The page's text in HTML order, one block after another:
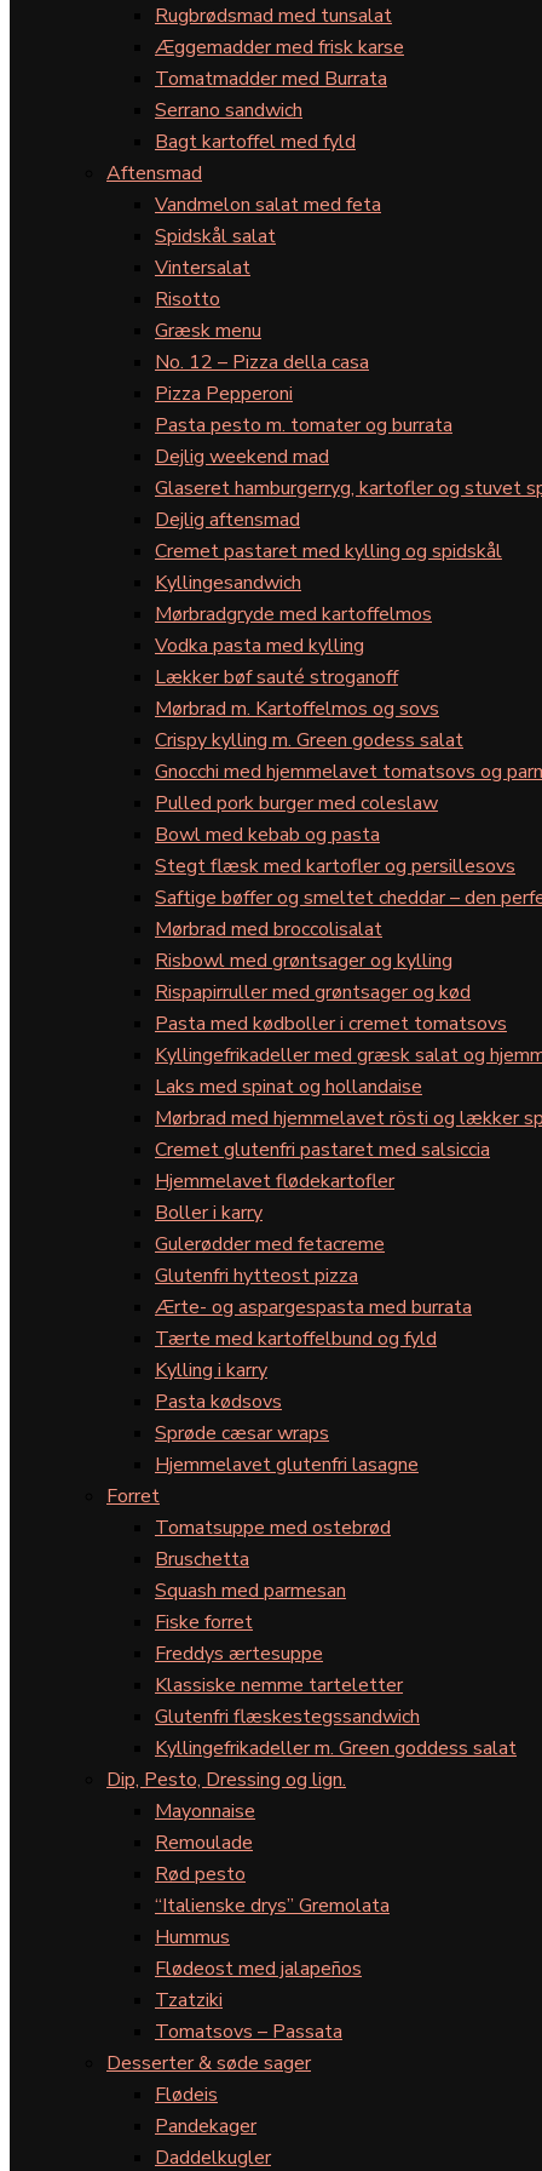
Rugbrødsmad med tunsalat
Æggemadder med frisk karse
Tomatmadder med Burrata
Serrano sandwich
Bagt kartoffel med fyld
Aftensmad
Vandmelon salat med feta
Spidskål salat
Vintersalat
Risotto
Græsk menu
No. 12 – Pizza della casa
Pizza Pepperoni
Pasta pesto m. tomater og burrata
Dejlig weekend mad
Glaseret hamburgerryg, kartofler og stuvet
Dejlig aftensmad
Cremet pastaret med kylling og spidskål
Kyllingesandwich
Mørbradgryde med kartoffelmos
Vodka pasta med kylling
Lækker bøf sauté stroganoff
Mørbrad m. Kartoffelmos og sovs
Crispy kylling m. Green godess salat
Gnocchi med hjemmelavet tomatsovs og
Pulled pork burger med coleslaw
Bowl med kebab og pasta
Stegt flæsk med kartofler og persillesovs
Saftige bøffer og smeltet cheddar – den
Mørbrad med broccolisalat
Risbowl med grøntsager og kylling
Rispapirruller med grøntsager og kød
Pasta med kødboller i cremet tomatsovs
Kyllingefrikadeller med græsk salat og
Laks med spinat og hollandaise
Mørbrad med hjemmelavet rösti og lækker
Cremet glutenfri pastaret med salsiccia
Hjemmelavet flødekartofler
Boller i karry
Gulerødder med fetacreme
Glutenfri hytteost pizza
Ærte- og aspargespasta med burrata
Tærte med kartoffelbund og fyld
Kylling i karry
Pasta kødsovs
Sprøde cæsar wraps
Hjemmelavet glutenfri lasagne
Forret
Tomatsuppe med ostebrød
Bruschetta
Squash med parmesan
Fiske forret
Freddys ærtesuppe
Klassiske nemme tarteletter
Glutenfri flæskestegssandwich
Kyllingefrikadeller m. Green goddess salat
Dip, Pesto, Dressing og lign.
Mayonnaise
Remoulade
Rød pesto
“Italienske drys” Gremolata
Hummus
Flødeost med jalapeños
Tzatziki
Tomatsovs – Passata
Desserter & søde sager
Flødeis
Pandekager
Daddelkugler